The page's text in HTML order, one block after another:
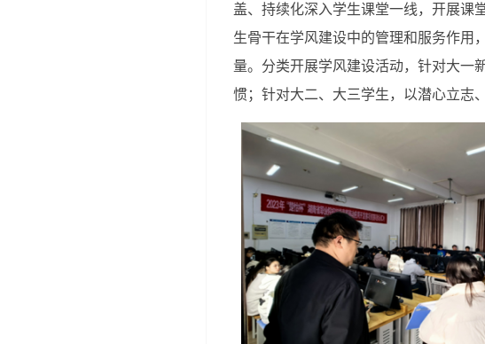
盖、持续化深入学生课堂一线，开展课
生骨干在学风建设中的管理和服务作用
量。分类开展学风建设活动，针对大一
惯；针对大二、大三学生，以潜心立志